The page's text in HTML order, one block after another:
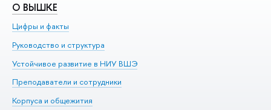
О ВЫШКЕ
Цифры и факты
Руководство и структура
Устойчивое развитие в НИУ ВШЭ
Преподаватели и сотрудники
Корпуса и общежития